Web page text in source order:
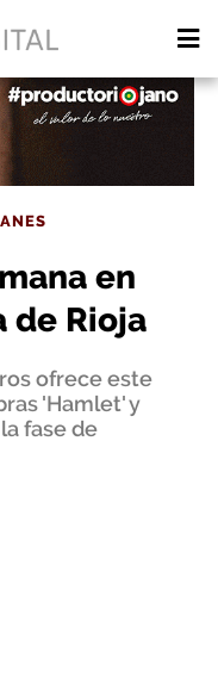
en
de Rioja
ofrece este
'Hamlet' y
fase de